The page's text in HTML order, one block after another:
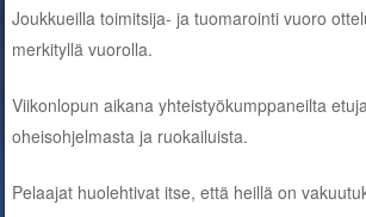
Joukkueilla toimitsija- ja tuomarointi vuoro
merkityllä vuorolla.
Viikonlopun aikana yhteistyökumppaneilta
oheisohjelmasta ja ruokailuista.
Pelaajat huolehtivat itse, että heillä on